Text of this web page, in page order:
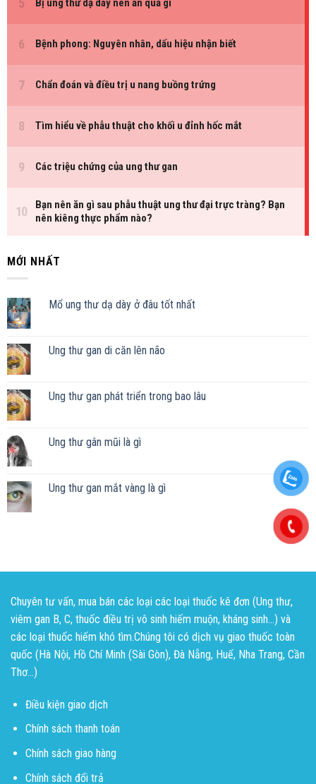
MỚI NHẤT
Mổ ung thư dạ dày ở đâu tốt nhất
Ung thư gan di căn lên não
Ung thư gan phát triển trong bao lâu
Ung thư gân mũi là gì
Ung thư gan mắt vàng là gì
Chuyên tư vấn, mua bán các loại các loại thuốc kê đơn (Ung thư,
viêm gan B, C, thuốc điều trị vô sinh hiếm muộn, kháng sinh...) và
các loại thuốc hiếm khó tìm.Chúng tôi có dịch vụ giao thuốc toàn
quốc (Hà Nội, Hồ Chí Minh (Sài Gòn), Đà Nẵng, Huế, Nha Trang, Cần
Thơ...)
Điều kiện giao dịch
Chính sách thanh toán
Chính sách giao hàng
Chính sách đổi trả